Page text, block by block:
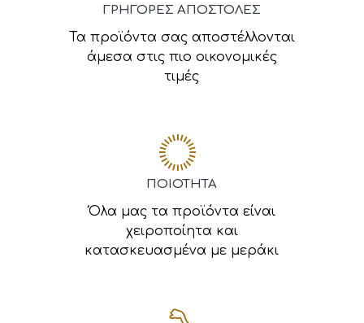
ΓΡΗΓΟΡΕΣ ΑΠΟΣΤΟΛΕΣ
Τα προϊόντα σας αποστέλλονται
άμεσα στις πιο οικονομικές
τιμές
ΠΟΙΟΤΗΤΑ
Όλα μας τα προϊόντα είναι
χειροποίητα και
κατασκευασμένα με μεράκι